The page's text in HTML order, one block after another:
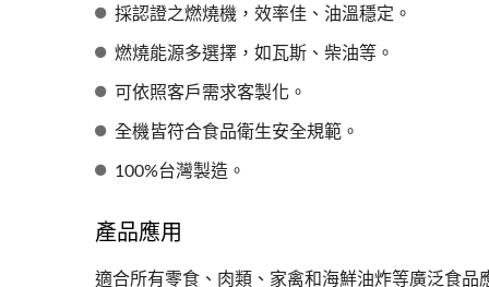
採認證之燃燒機，效率佳、油溫穩定。
燃燒能源多選擇，如瓦斯、柴油等。
可依照客戶需求客製化。
全機皆符合食品衛生安全規範。
100%台灣製造。
產品應用
適合所有零食、肉類、家禽和海鮮油炸等廣泛食品